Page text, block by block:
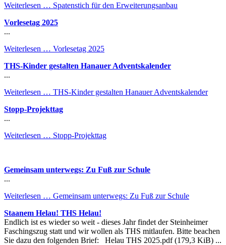
Weiterlesen … Spatenstich für den Erweiterungsanbau
Vorlesetag 2025
...
Weiterlesen … Vorlesetag 2025
THS-Kinder gestalten Hanauer Adventskalender
...
Weiterlesen … THS-Kinder gestalten Hanauer Adventskalender
Stopp-Projekttag
...
Weiterlesen … Stopp-Projekttag
Gemeinsam unterwegs: Zu Fuß zur Schule
...
Weiterlesen … Gemeinsam unterwegs: Zu Fuß zur Schule
Staanem Helau! THS Helau!
Endlich ist es wieder so weit - dieses Jahr findet der Steinheimer
Faschingszug statt und wir wollen als THS mitlaufen. Bitte beachen
Sie dazu den folgenden Brief: Helau THS 2025.pdf (179,3 KiB) ...